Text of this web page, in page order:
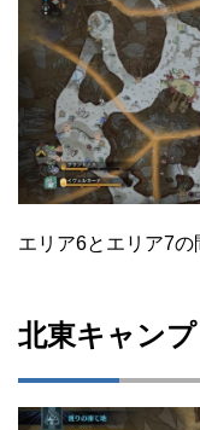
エリア6とエリア7
北東キャン